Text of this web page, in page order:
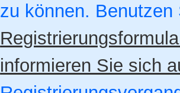
zu können. Benutzen
informieren Sie sich